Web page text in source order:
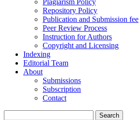
Plagiarism Policy
Repository Policy
Publication and Submission fee
Peer Review Process
Instruction for Authors
Copyright and Licensing
Indexing
Editorial Team
About
Submissions
Subscription
Contact
Search